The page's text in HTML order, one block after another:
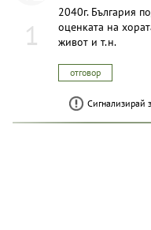
1
2040г. България
оценката на
живот и т.н.
отговор
Сигнализирай